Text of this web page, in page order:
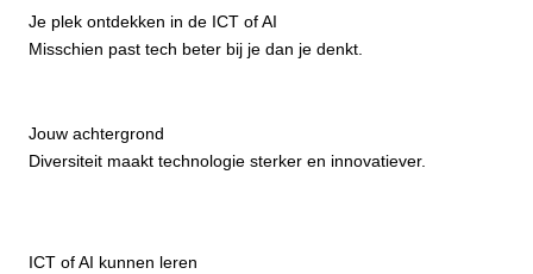
Je plek ontdekken in de ICT of AI
Misschien past tech beter bij je dan je denkt.
Jouw achtergrond
Diversiteit maakt technologie sterker en innovatiever.
ICT of AI kunnen leren